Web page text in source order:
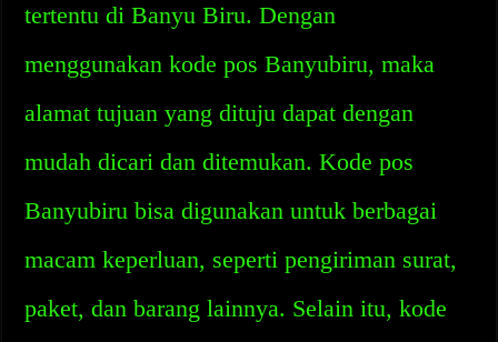
tertentu di Banyu Biru. Dengan
menggunakan kode pos Banyubiru, maka
alamat tujuan yang dituju dapat dengan
mudah dicari dan ditemukan. Kode pos
Banyubiru bisa digunakan untuk berbagai
macam keperluan, seperti pengiriman surat,
paket, dan barang lainnya. Selain itu, kode